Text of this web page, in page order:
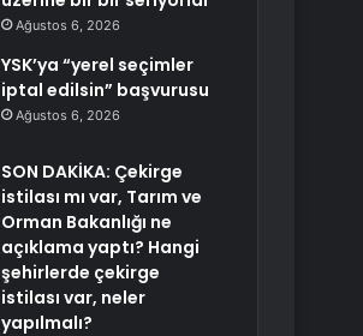
Ağustos 6, 2026
YSK’ya “yerel seçimler
iptal edilsin” başvurusu
Ağustos 6, 2026
SON DAKİKA: Çekirge
istilası mı var, Tarım ve
Orman Bakanlığı ne
açıklama yaptı? Hangi
şehirlerde çekirge
istilası var, neler
yapılmalı?